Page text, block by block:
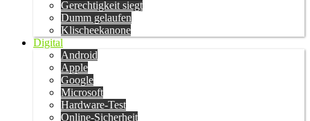
Gerechtigkeit siegt
Dumm gelaufen
Klischeekanone
Digital
Android
Apple
Google
Microsoft
Hardware-Test
Online-Sicherheit